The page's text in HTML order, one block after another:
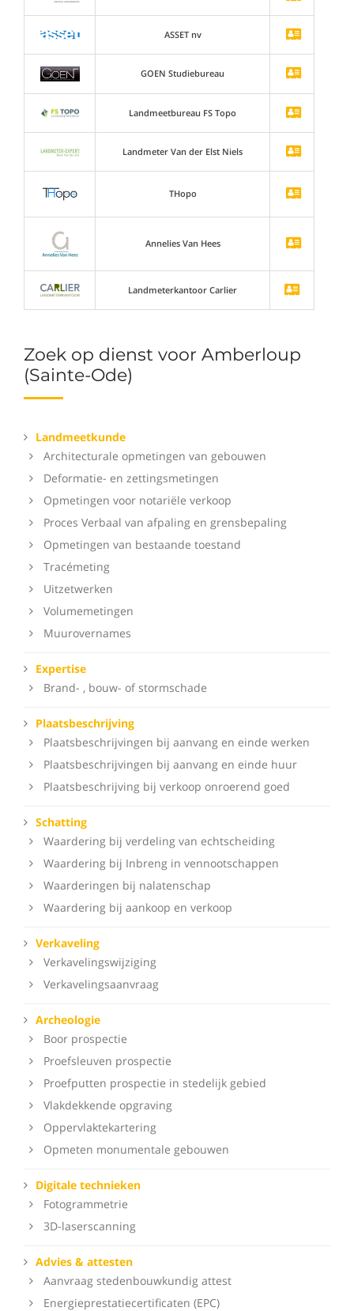
Zoek op dienst voor Amberloup
(Sainte-Ode)
Landmeetkunde
Architecturale opmetingen van gebouwen
Deformatie- en zettingsmetingen
Opmetingen voor notariële verkoop
Proces Verbaal van afpaling en grensbepaling
Opmetingen van bestaande toestand
Tracémeting
Uitzetwerken
Volumemetingen
Muurovernames
Expertise
Brand- , bouw- of stormschade
Plaatsbeschrijving
Plaatsbeschrijvingen bij aanvang en einde werken
Plaatsbeschrijvingen bij aanvang en einde huur
Plaatsbeschrijving bij verkoop onroerend goed
Schatting
Waardering bij verdeling van echtscheiding
Waardering bij Inbreng in vennootschappen
Waarderingen bij nalatenschap
Waardering bij aankoop en verkoop
Verkaveling
Verkavelingswijziging
Verkavelingsaanvraag
Archeologie
Boor prospectie
Proefsleuven prospectie
Proefputten prospectie in stedelijk gebied
Vlakdekkende opgraving
Oppervlaktekartering
Opmeten monumentale gebouwen
Digitale technieken
Fotogrammetrie
3D-laserscanning
Advies & attesten
Aanvraag stedenbouwkundig attest
Energieprestatiecertificaten (EPC)
ASSET nv
GOEN Studiebureau
Landmeetbureau FS Topo
Landmeter Van der Elst Niels
THopo
Annelies Van Hees
Landmeterkantoor Carlier